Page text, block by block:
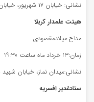
نشانی: خیابان ۱۷ شهریور، خیابان شیرازی
هیئت علمدار کربلا
مداح:میلادمقصودی
زمان:۱۳ خرداد ماه ساعت ۱۹:۳۰
نشانی:میدان نماز، خیابان
ستادغدیر افسریه